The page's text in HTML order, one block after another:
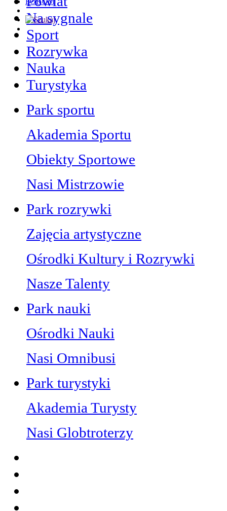
Na sygnale
Sport
Rozrywka
Nauka
Turystyka
Park sportu
Akademia Sportu
Obiekty Sportowe
Nasi Mistrzowie
Park rozrywki
Zajęcia artystyczne
Ośrodki Kultury i Rozrywki
Nasze Talenty
Park nauki
Ośrodki Nauki
Nasi Omnibusi
Park turystyki
Akademia Turysty
Nasi Globtroterzy